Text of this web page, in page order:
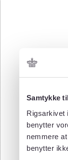
Samtykke
Rigsarkivet
benytter
nemmere
benytter